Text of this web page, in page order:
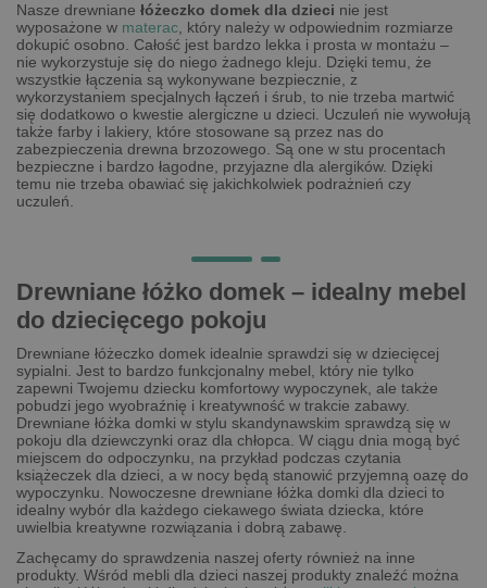
Nasze drewniane łóżeczko domek dla dzieci nie jest
wyposażone w materac , który należy w odpowiednim rozmiarze
dokupić osobno. Całość jest bardzo lekka i prosta w montażu –
nie wykorzystuje się do niego żadnego kleju. Dzięki temu, że
wszystkie łączenia są wykonywane bezpiecznie, z
wykorzystaniem specjalnych łączeń i śrub, to nie trzeba martwić
się dodatkowo o kwestie alergiczne u dzieci. Uczuleń nie wywołują
także farby i lakiery, które stosowane są przez nas do
zabezpieczenia drewna brzozowego. Są one w stu procentach
bezpieczne i bardzo łagodne, przyjazne dla alergików. Dzięki
temu nie trzeba obawiać się jakichkolwiek podrażnień czy
uczuleń.
Drewniane łóżko domek – idealny mebel
do dziecięcego pokoju
Drewniane łóżeczko domek idealnie sprawdzi się w dziecięcej
sypialni. Jest to bardzo funkcjonalny mebel, który nie tylko
zapewni Twojemu dziecku komfortowy wypoczynek, ale także
pobudzi jego wyobraźnię i kreatywność w trakcie zabawy.
Drewniane łóżka domki w stylu skandynawskim sprawdzą się w
pokoju dla dziewczynki oraz dla chłopca. W ciągu dnia mogą być
miejscem do odpoczynku, na przykład podczas czytania
książeczek dla dzieci, a w nocy będą stanowić przyjemną oazę do
wypoczynku. Nowoczesne drewniane łóżka domki dla dzieci to
idealny wybór dla każdego ciekawego świata dziecka, które
uwielbia kreatywne rozwiązania i dobrą zabawę.
Zachęcamy do sprawdzenia naszej oferty również na inne
produkty. Wśród mebli dla dzieci naszej produkty znaleźć można